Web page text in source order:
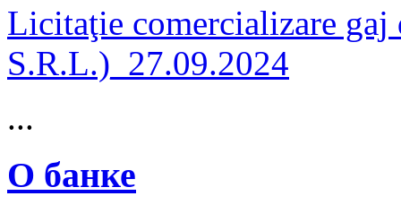
Licitaţie comercializare
S.R.L.)_27.09.2024
...
О банке